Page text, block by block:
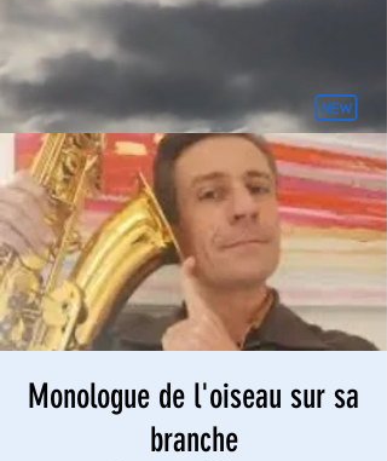
Monologue de l'oiseau sur sa
branche